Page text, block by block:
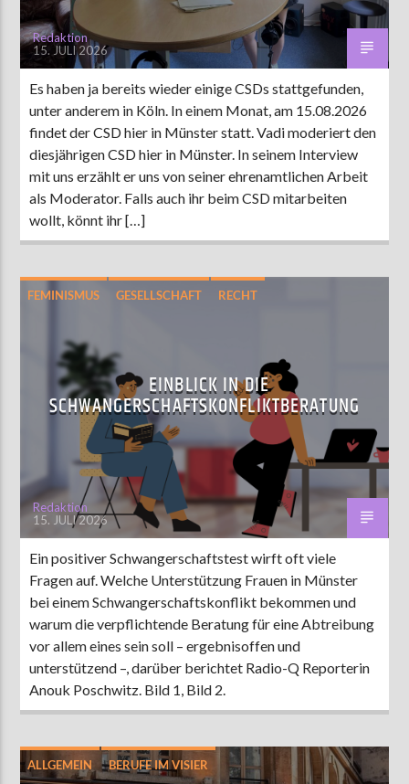
Redaktion
15. JULI 2026
Es haben ja bereits wieder einige CSDs stattgefunden,
unter anderem in Köln. In einem Monat, am 15.08.2026
findet der CSD hier in Münster statt. Vadi moderiert den
diesjährigen CSD hier in Münster. In seinem Interview
mit uns erzählt er uns von seiner ehrenamtlichen Arbeit
als Moderator. Falls auch ihr beim CSD mitarbeiten
wollt, könnt ihr […]
FEMINISMUS GESELLSCHAFT RECHT
EINBLICK IN DIE
SCHWANGERSCHAFTSKONFLIKTBERATUNG
Redaktion
15. JULI 2026
Ein positiver Schwangerschaftstest wirft oft viele
Fragen auf. Welche Unterstützung Frauen in Münster
bei einem Schwangerschaftskonflikt bekommen und
warum die verpflichtende Beratung für eine Abtreibung
vor allem eines sein soll – ergebnisoffen und
unterstützend –, darüber berichtet Radio-Q Reporterin
Anouk Poschwitz. Bild 1, Bild 2.
ALLGEMEIN BERUFE IM VISIER